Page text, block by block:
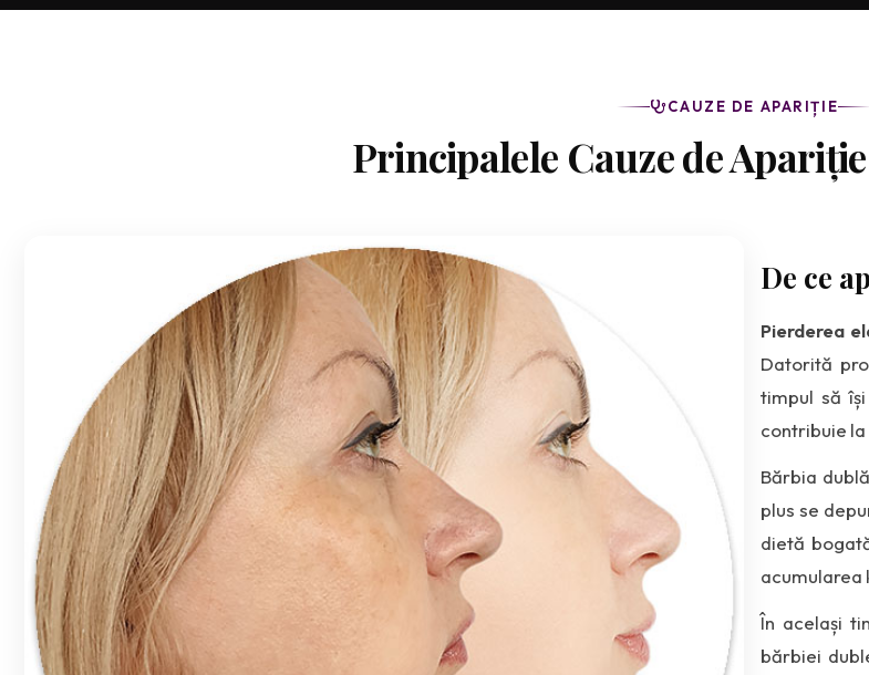
CAUZE DE APARIȚIE
Principalele Cauze de
De ce
Pierderea
Datorită
timpul să
contribuie
Bărbia
plus se
dietă
acumularea
În același
bărbiei